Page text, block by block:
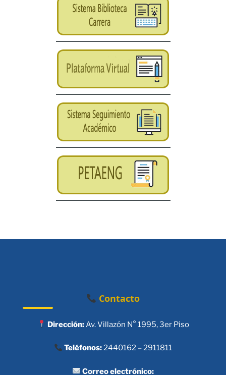
Contacto
Dirección:Av. Villazón N° 1995, 3er Piso
Teléfonos:2440162 – 2911811
Correo electrónico: